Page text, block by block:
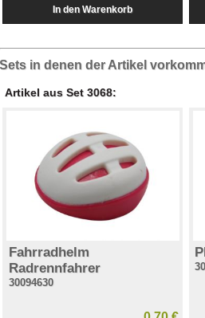
Sets in denen der Artikel
Artikel aus Set 3068:
Fahrradhelm
Radrennfahrer
30094630